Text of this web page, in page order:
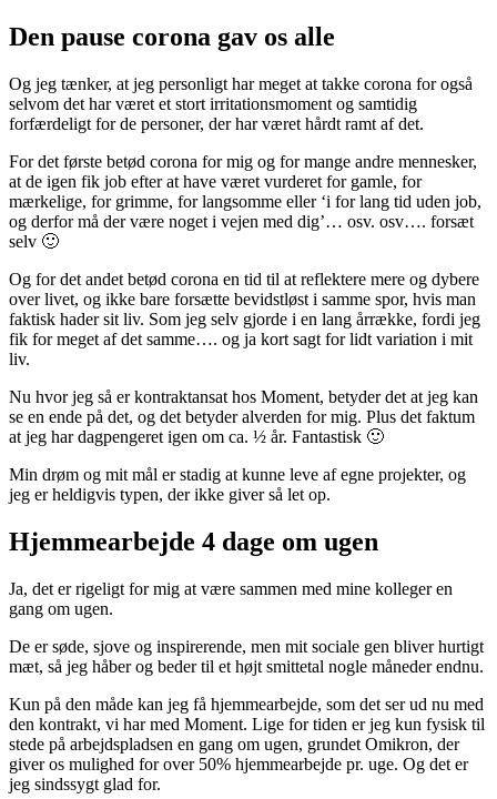
Den pause corona gav os alle
Og jeg tænker, at jeg personligt har meget at takke corona for også
selvom det har været et stort irritationsmoment og samtidig
forfærdeligt for de personer, der har været hårdt ramt af det.
For det første betød corona for mig og for mange andre mennesker,
at de igen fik job efter at have været vurderet for gamle, for
mærkelige, for grimme, for langsomme eller ‘i for lang tid uden job,
og derfor må der være noget i vejen med dig’… osv. osv…. forsæt
selv 🙂
Og for det andet betød corona en tid til at reflektere mere og dybere
over livet, og ikke bare forsætte bevidstløst i samme spor, hvis man
faktisk hader sit liv. Som jeg selv gjorde i en lang årrække, fordi jeg
fik for meget af det samme…. og ja kort sagt for lidt variation i mit
liv.
Nu hvor jeg så er kontraktansat hos Moment, betyder det at jeg kan
se en ende på det, og det betyder alverden for mig. Plus det faktum
at jeg har dagpengeret igen om ca. ½ år. Fantastisk 🙂
Min drøm og mit mål er stadig at kunne leve af egne projekter, og
jeg er heldigvis typen, der ikke giver så let op.
Hjemmearbejde 4 dage om ugen
Ja, det er rigeligt for mig at være sammen med mine kolleger en
gang om ugen.
De er søde, sjove og inspirerende, men mit sociale gen bliver hurtigt
mæt, så jeg håber og beder til et højt smittetal nogle måneder endnu.
Kun på den måde kan jeg få hjemmearbejde, som det ser ud nu med
den kontrakt, vi har med Moment. Lige for tiden er jeg kun fysisk til
stede på arbejdspladsen en gang om ugen, grundet Omikron, der
giver os mulighed for over 50% hjemmearbejde pr. uge. Og det er
jeg sindssygt glad for.